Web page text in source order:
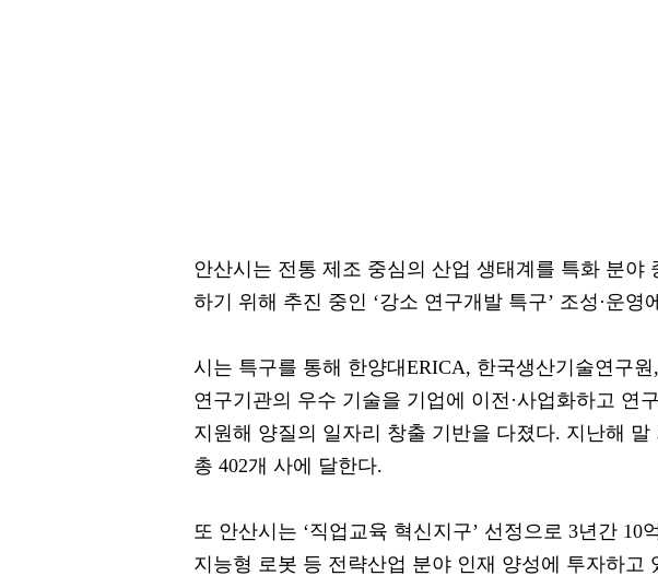
안산시는 전통 제조 중심의 산업 생태계를 특화 분야
하기 위해 추진 중인 ‘강소 연구개발 특구’ 조성·운영
시는 특구를 통해 한양대ERICA, 한국생산기술연구
연구기관의 우수 기술을 기업에 이전·사업화하고 연
지원해 양질의 일자리 창출 기반을 다졌다. 지난해
총 402개 사에 달한다.
또 안산시는 ‘직업교육 혁신지구’ 선정으로 3년간 10
지능형 로봇 등 전략산업 분야 인재 양성에 투자하